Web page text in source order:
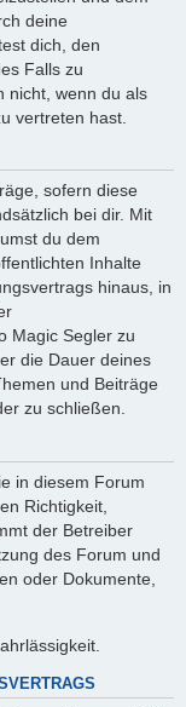
deine
dich, den
Falls zu
nicht, wenn du als
vertreten hast.
sofern diese
bei dir. Mit
du dem
Inhalte
hinaus, in
Magic Segler zu
die Dauer deines
und Beiträge
zu schließen.
in diesem Forum
Richtigkeit,
der Betreiber
des Forum und
oder Dokumente,